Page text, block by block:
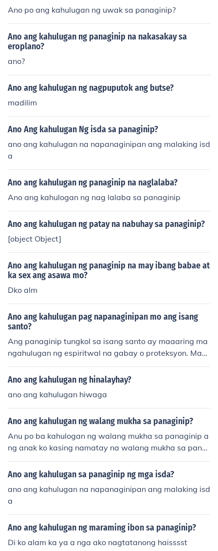
Ano po ang kahulugan ng uwak sa panaginip?
Ano ang kahulugan ng panaginip na nakasakay sa
eroplano?
ano?
Ano ang kahulugan ng nagpuputok ang butse?
madilim
Ano Ang kahulugan Ng isda sa panaginip?
ano ang kahulugan na napanaginipan ang malaking isd
a
Ano ang kahulugan ng panaginip na naglalaba?
Ano ang kahulogan ng nag lalaba sa panaginip
Ano ang kahulugan ng patay na nabuhay sa panaginip?
[object Object]
Ano ang kahulugan ng panaginip na may ibang babae at
ka sex ang asawa mo?
Dko alm
Ano ang kahulugan pag napanaginipan mo ang isang
santo?
Ang panaginip tungkol sa isang santo ay maaaring ma
ngahulugan ng espiritwal na gabay o proteksyon. Maa
aring ito rin ay nagpapakita ng iyong paghahanap ng i
nspirasyon at moral na direksyon sa buhay. Ang mga s
mga aspeto ng kabanalan, pananampalataya, at mga
positibong pagbabago na nais mong makamit.
Ano ang kahulugan ng hinalayhay?
ano ang kahulugan hiwaga
Ano ang kahulugan ng walang mukha sa panaginip?
Anu po ba kahulogan ng walang mukha sa panaginip a
ng anak ko kasing namatay na walang mukha sa pana
ginip ko malabo ang mukha nya sana po masagot..
Ano ang kahulugan sa panaginip ng mga isda?
ano ang kahulugan na napanaginipan ang malaking isd
a
Ano ang kahulugan ng maraming ibon sa panaginip?
Di ko alam ka ya a nga ako nagtatanong haisssst